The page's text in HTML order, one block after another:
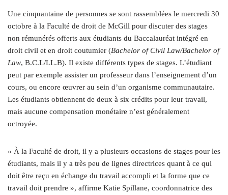
Une cinquantaine de personnes se sont rassemblées le mercredi 30
octobre à la Faculté de droit de McGill pour discuter des stages
non rémunérés offerts aux étudiants du Baccalauréat intégré en
droit civil et en droit coutumier (Bachelor of Civil Law/Bachelor of
Law, B.C.L/LL.B). Il existe différents types de stages. L’étudiant
peut par exemple assister un professeur dans l’enseignement d’un
cours, ou encore œuvrer au sein d’un organisme communautaire.
Les étudiants obtiennent de deux à six crédits pour leur travail,
mais aucune compensation monétaire n’est généralement
octroyée.
« À la Faculté de droit, il y a plusieurs occasions de stages pour les
étudiants, mais il y a très peu de lignes directrices quant à ce qui
doit être reçu en échange du travail accompli et la forme que ce
travail doit prendre », affirme Katie Spillane, coordonnatrice des